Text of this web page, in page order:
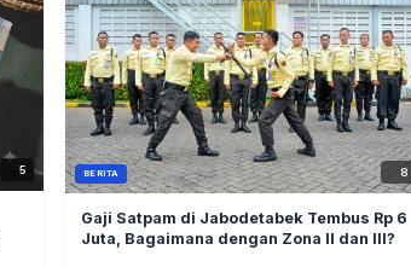
5 BERITA 8
Gaji Satpam di Jabodetabek Tembus Rp 6
Juta, Bagaimana dengan Zona II dan III?